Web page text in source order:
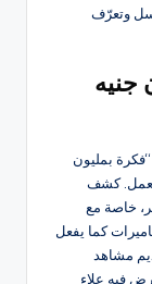
وتعرّف
جنيه
بمليون
العمل. كشف
خاصة مع
كما يفعل
مشاهد
فيه علاء